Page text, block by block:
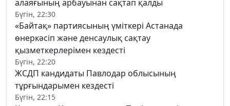
алаяғының арбауынан сақтап қалды
Бүгін, 22:30
«Байтақ» партиясының үміткері Астанада
өнеркәсіп және денсаулық сақтау
қызметкерлерімен кездесті
Бүгін, 22:20
ЖСДП кандидаты Павлодар облысының
тұрғындарымен кездесті
Бүгін, 22:15